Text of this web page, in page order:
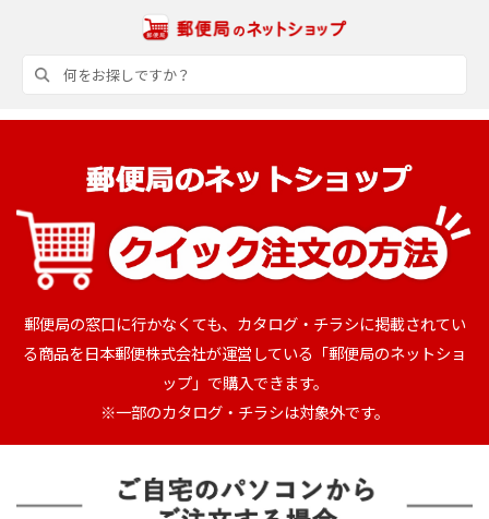
郵便局の窓口に行かなくても、カタログ・チラシに掲載されてい
る商品を日本郵便株式会社が運営している「郵便局のネットショ
ップ」で購入できます。
※一部のカタログ・チラシは対象外です。